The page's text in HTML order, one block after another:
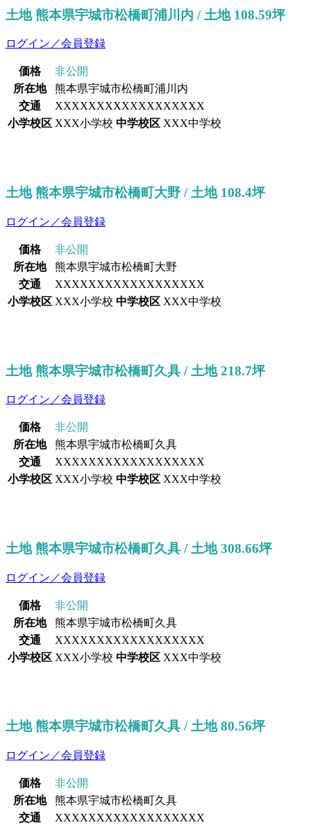
土地 熊本県宇城市松橋町浦川内 / 土地 108.59坪
ログイン／会員登録
価格
非公開
所在地
熊本県宇城市松橋町浦川内
交通
XXXXXXXXXXXXXXXXXX
小学校区 XXX小学校 中学校区 XXX中学校
土地 熊本県宇城市松橋町大野 / 土地 108.4坪
ログイン／会員登録
価格
非公開
所在地
熊本県宇城市松橋町大野
交通
XXXXXXXXXXXXXXXXXX
小学校区 XXX小学校 中学校区 XXX中学校
土地 熊本県宇城市松橋町久具 / 土地 218.7坪
ログイン／会員登録
価格
非公開
所在地
熊本県宇城市松橋町久具
交通
XXXXXXXXXXXXXXXXXX
小学校区 XXX小学校 中学校区 XXX中学校
土地 熊本県宇城市松橋町久具 / 土地 308.66坪
ログイン／会員登録
価格
非公開
所在地
熊本県宇城市松橋町久具
交通
XXXXXXXXXXXXXXXXXX
小学校区 XXX小学校 中学校区 XXX中学校
土地 熊本県宇城市松橋町久具 / 土地 80.56坪
ログイン／会員登録
価格
非公開
所在地
熊本県宇城市松橋町久具
交通
XXXXXXXXXXXXXXXXXX